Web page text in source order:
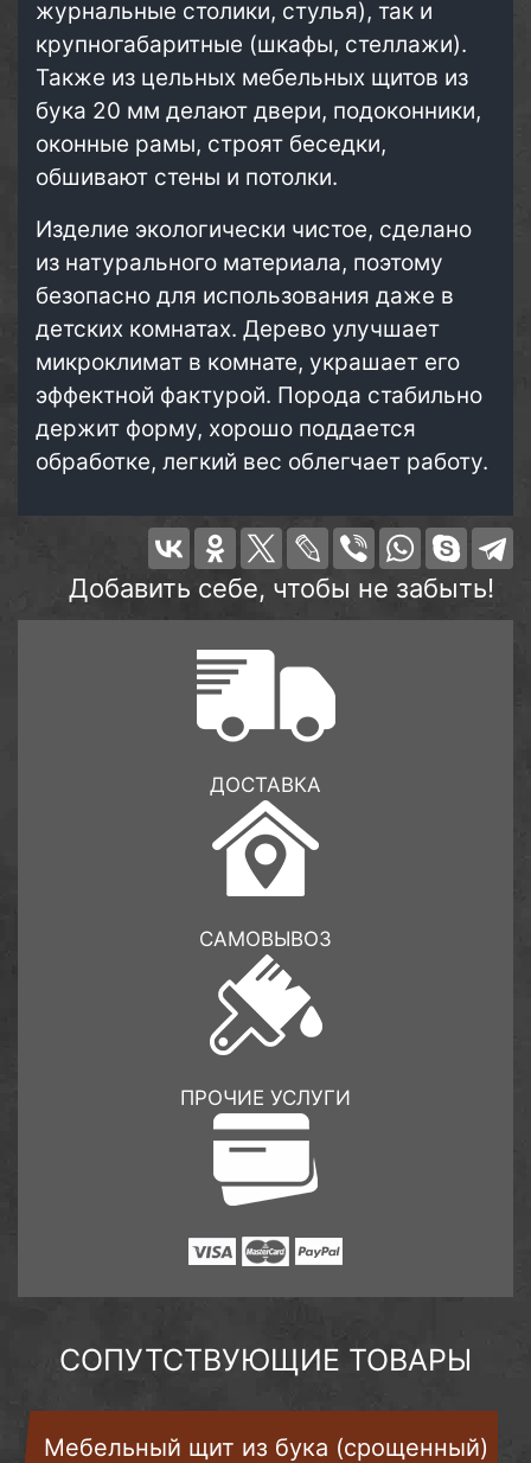
журнальные столики, стулья), так и
крупногабаритные (шкафы, стеллажи).
Также из цельных мебельных щитов из
бука 20 мм делают двери, подоконники,
оконные рамы, строят беседки,
обшивают стены и потолки.
Изделие экологически чистое, сделано
из натурального материала, поэтому
безопасно для использования даже в
детских комнатах. Дерево улучшает
микроклимат в комнате, украшает его
эффектной фактурой. Порода стабильно
держит форму, хорошо поддается
обработке, легкий вес облегчает работу.
Добавить себе, чтобы не забыть!
ДОСТАВКА
САМОВЫВОЗ
ПРОЧИЕ УСЛУГИ
СОПУТСТВУЮЩИЕ ТОВАРЫ
Мебельный щит из бука (срощенный)